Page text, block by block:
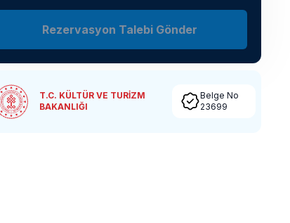
Rezervasyon Talebi Gönder
T.C. KÜLTÜR VE TURİZM
BAKANLIĞI
Belge No
23699